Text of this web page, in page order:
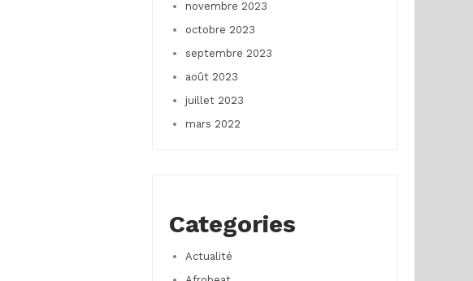
novembre 2023
octobre 2023
septembre 2023
août 2023
juillet 2023
mars 2022
Categories
Actualité